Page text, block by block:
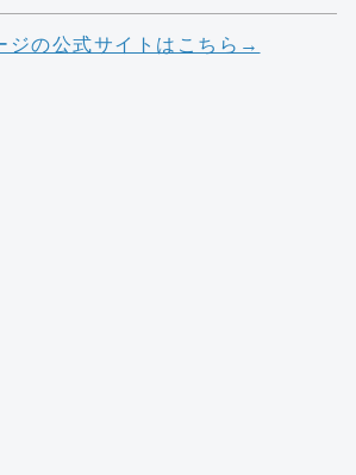
の公式サイトはこちら→